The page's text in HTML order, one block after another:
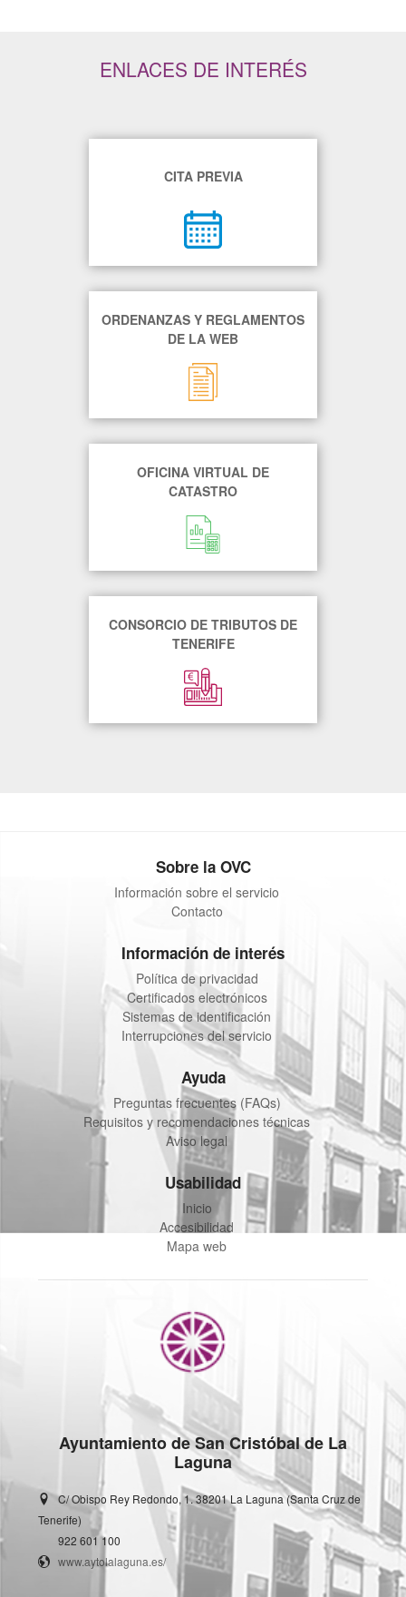
ENLACES DE INTERÉS
CITA PREVIA
ORDENANZAS Y REGLAMENTOS
DE LA WEB
OFICINA VIRTUAL DE
CATASTRO
CONSORCIO DE TRIBUTOS DE
TENERIFE
Sobre la OVC
Información sobre el servicio
Contacto
Información de interés
Política de privacidad
Certificados electrónicos
Sistemas de identificación
Interrupciones del servicio
Ayuda
Preguntas frecuentes (FAQs)
Requisitos y recomendaciones técnicas
Aviso legal
Usabilidad
Inicio
Accesibilidad
Mapa web
Ayuntamiento de San Cristóbal de La
Laguna
C/ Obispo Rey Redondo, 1. 38201 La Laguna (Santa Cruz de
Tenerife)
922 601 100
www.aytolalaguna.es/